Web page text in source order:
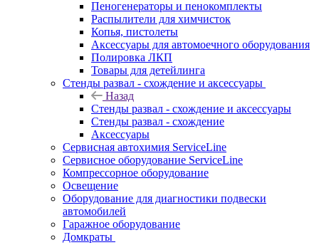
Пеногенераторы и пенокомплекты
Распылители для химчисток
Копья, пистолеты
Аксессуары для автомоечного оборудования
Полировка ЛКП
Товары для детейлинга
Стенды развал - схождение и аксессуары
Назад
Стенды развал - схождение и аксессуары
Стенды развал - схождение
Аксессуары
Сервисная автохимия ServiceLine
Сервисное оборудование ServiceLine
Компрессорное оборудование
Освещение
Оборудование для диагностики подвески
автомобилей
Гаражное оборудование
Домкраты